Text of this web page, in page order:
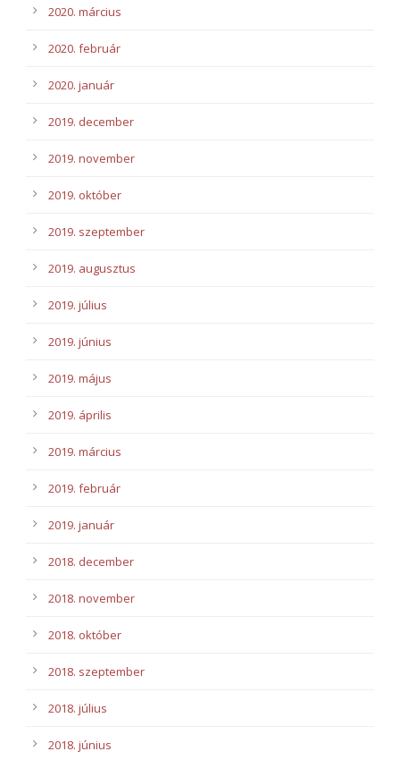
2020. március
2020. február
2020. január
2019. december
2019. november
2019. október
2019. szeptember
2019. augusztus
2019. július
2019. június
2019. május
2019. április
2019. március
2019. február
2019. január
2018. december
2018. november
2018. október
2018. szeptember
2018. július
2018. június